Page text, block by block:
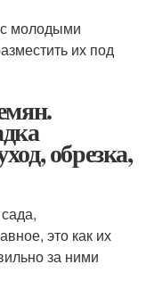
молодыми
их под
обрезка,
это как их
за ними